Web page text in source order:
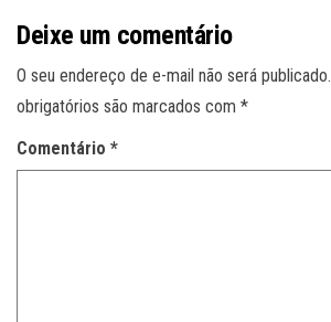
Deixe um comentário
O seu endereço de e-mail não será publicado.
obrigatórios são marcados com *
Comentário *